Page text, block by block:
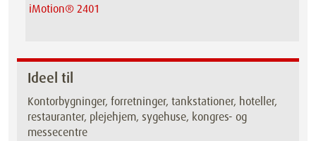
iMotion® 2401
Ideel til
Kontorbygninger, forretninger, tankstationer, hoteller,
restauranter, plejehjem, sygehuse, kongres- og
messecentre